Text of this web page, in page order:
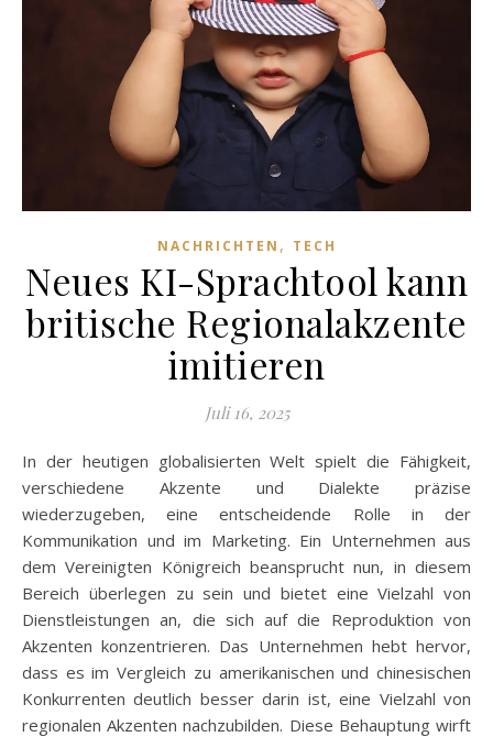
NACHRICHTEN , TECH
Neues KI-Sprachtool kann
britische Regionalakzente
imitieren
Juli 16, 2025
In der heutigen globalisierten Welt spielt die Fähigkeit,
verschiedene Akzente und Dialekte präzise
wiederzugeben, eine entscheidende Rolle in der
Kommunikation und im Marketing. Ein Unternehmen aus
dem Vereinigten Königreich beansprucht nun, in diesem
Bereich überlegen zu sein und bietet eine Vielzahl von
Dienstleistungen an, die sich auf die Reproduktion von
Akzenten konzentrieren. Das Unternehmen hebt hervor,
dass es im Vergleich zu amerikanischen und chinesischen
Konkurrenten deutlich besser darin ist, eine Vielzahl von
regionalen Akzenten nachzubilden. Diese Behauptung wirft